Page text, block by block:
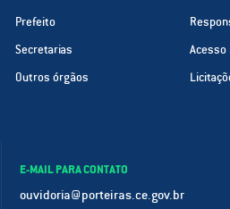
Prefeito
Secretarias
Outros órgãos
Acesso
E-MAIL PARA CONTATO
ouvidoria@porteiras.ce.gov.br